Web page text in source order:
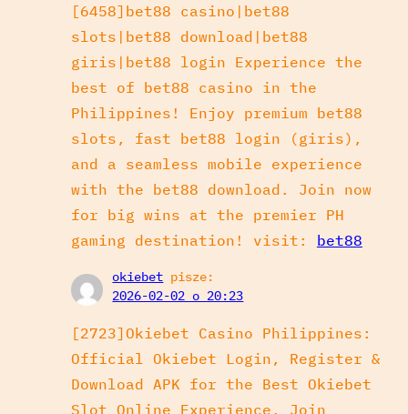
[6458]bet88 casino|bet88
slots|bet88 download|bet88
giris|bet88 login Experience the
best of bet88 casino in the
Philippines! Enjoy premium bet88
slots, fast bet88 login (giris),
and a seamless mobile experience
with the bet88 download. Join now
for big wins at the premier PH
gaming destination! visit: bet88
okiebet pisze:
2026-02-02 o 20:23
[2723]Okiebet Casino Philippines:
Official Okiebet Login, Register &
Download APK for the Best Okiebet
Slot Online Experience. Join